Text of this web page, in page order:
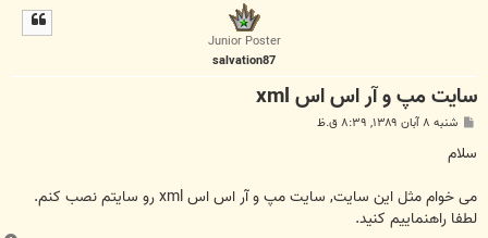
Junior Poster
salvation87
سایت مپ و آر اس اس xml
ت
شنبه ۸ آبان ۱۳۸۹, ۸:۳۹ ق.ظ
سلام
می خوام مثل این سایت, سایت مپ و آر اس اس xml رو سایتم نصب کنم.
لطفا راهنماییم کنید.